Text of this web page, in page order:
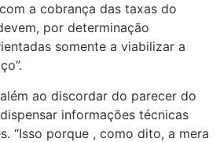
a cobrança das taxas do
por determinação
somente a viabilizar a
ao discordar do parecer do
informações técnicas
“Isso porque , como dito, a mera